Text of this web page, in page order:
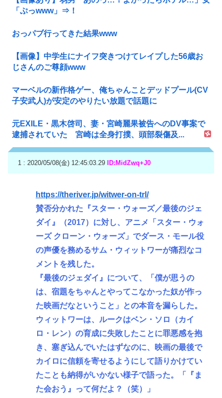
「ぷっwww」⇒！
おっパブ行ってきた結果www
【画像】中学生にナイフ突きつけてレイプした56歳お
じさんのご尊顔www
マーベルの新作格ゲー、俺ちゃんことデッドプール(CV
子安武人)が安定のやりたい放題で話題に
元EXILE・黒木啓司、妻・宮崎麗果被告へのDV事案で
逮捕されていた 宮崎は全身打撲、頭部裂傷及...
1 : 2020/05/08(金) 12:45:03.29 ID:MidZwq+J0
https://theriver.jp/witwer-on-trl/
賛否分かれた『スター・ウォーズ／最後のジェ
ダイ』（2017）に対し、アニメ「スター・ウォ
ーズ クローン・ウォーズ」でダース・モール役
の声優を務めるサム・ウィットワーが痛烈なコ
メントを残した。
『最後のジェダイ』について、「僕が思うの
は、宿題をちゃんとやってこなかった奴が作っ
た映画だなということ」との本音を漏らした。
ウィットワーは、ルークはベン・ソロ（カイ
ロ・レン）の育成に失敗したことに罪悪感を抱
き、塞ぎ込んでいたはずなのに、映画の最後で
カイロに信頼を寄せるようにして語りかけてい
たことも納得がいかない様子で語った。「『ま
た会おう』って何だよ？（笑）」